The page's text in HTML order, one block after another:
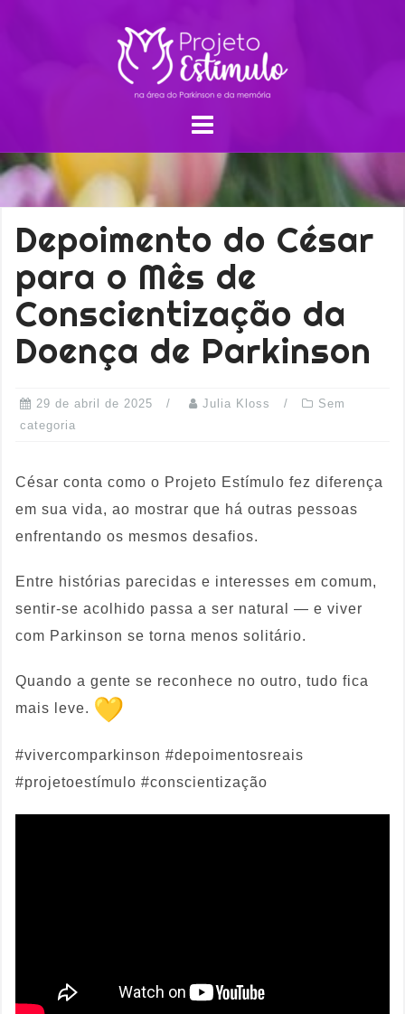
Depoimento do César
para o Mês de
Conscientização da
Doença de Parkinson
29 de abril de 2025 Julia Kloss
Sem
categoria
César conta como o Projeto Estímulo fez diferença
em sua vida, ao mostrar que há outras pessoas
enfrentando os mesmos desafios.
Entre histórias parecidas e interesses em comum,
sentir-se acolhido passa a ser natural — e viver
com Parkinson se torna menos solitário.
Quando a gente se reconhece no outro, tudo fica
mais leve.
#vivercomparkinson #depoimentosreais
#projetoestímulo #conscientização